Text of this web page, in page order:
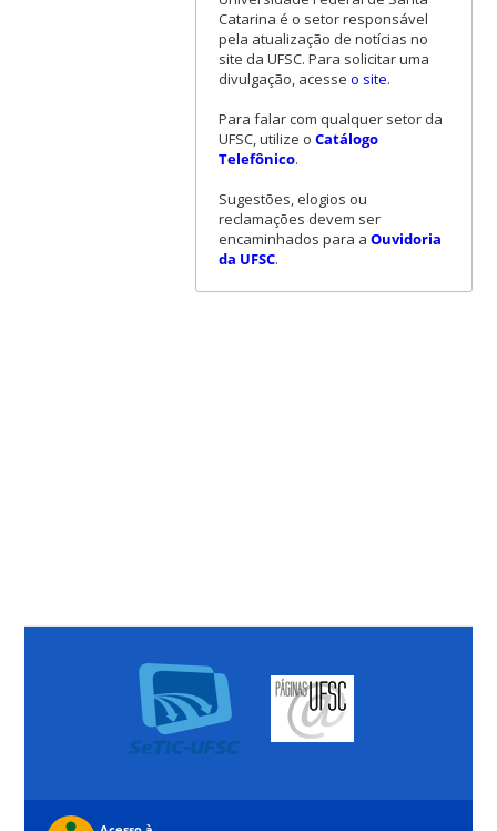
Catarina é o setor responsável
pela atualização de notícias no
site da UFSC. Para solicitar uma
divulgação, acesse o site.
Para falar com qualquer setor da
UFSC, utilize o Catálogo
Telefônico.
Sugestões, elogios ou
reclamações devem ser
encaminhados para a Ouvidoria
da UFSC.